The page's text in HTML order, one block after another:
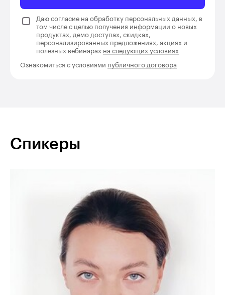
Даю согласие на обработку персональных данных, в
том числе с целью получения информации о новых
продуктах, демо доступах, скидках,
персонализированных предложениях, акциях и
полезных вебинарах на следующих условиях
Ознакомиться с условиями публичного договора
Спикеры